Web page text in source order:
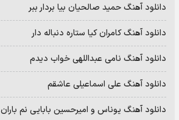
دانلود آهنگ حمید صالحیان بیا بردار ببر
دانلود آهنگ کامران کیا ستاره دنباله دار
دانلود آهنگ نامی عبداللهی خواب دیدم
دانلود آهنگ علی اسماعیلی عاشقم
دانلود آهنگ یوناس و امیرحسین بابایی نم باران